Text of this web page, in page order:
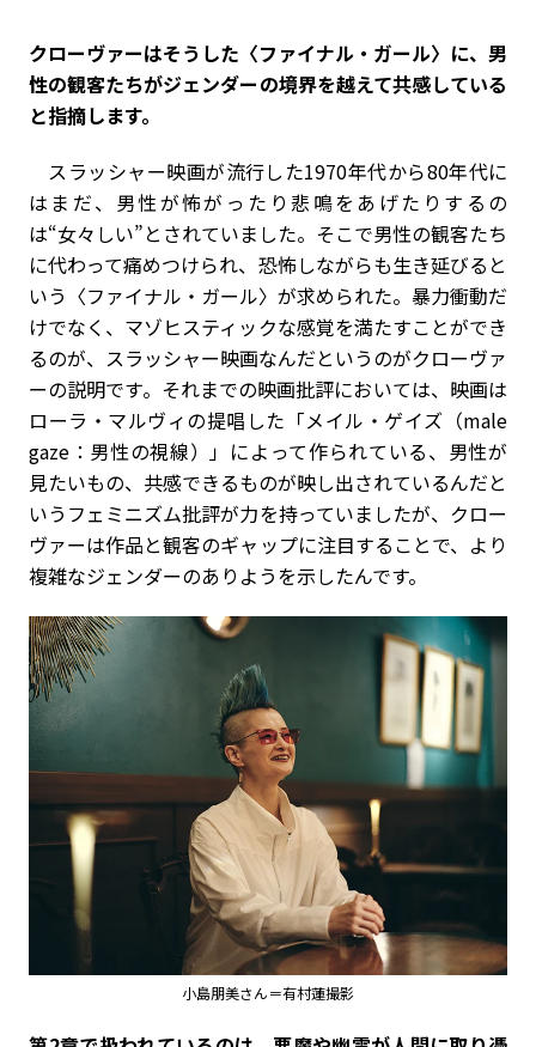
――クローヴァーはそうした〈ファイナル・ガール〉に、男
性の観客たちがジェンダーの境界を越えて共感している
と指摘します。
スラッシャー映画が流行した1970年代から80年代に
はまだ、男性が怖がったり悲鳴をあげたりするの
は“女々しい”とされていました。そこで男性の観客たち
に代わって痛めつけられ、恐怖しながらも生き延びると
いう〈ファイナル・ガール〉が求められた。暴力衝動だ
けでなく、マゾヒスティックな感覚を満たすことができ
るのが、スラッシャー映画なんだというのがクローヴァ
ーの説明です。それまでの映画批評においては、映画は
ローラ・マルヴィの提唱した「メイル・ゲイズ（male
gaze：男性の視線）」によって作られている、男性が
見たいもの、共感できるものが映し出されているんだと
いうフェミニズム批評が力を持っていましたが、クロー
ヴァーは作品と観客のギャップに注目することで、より
複雑なジェンダーのありようを示したんです。
小島朋美さん＝有村蓮撮影